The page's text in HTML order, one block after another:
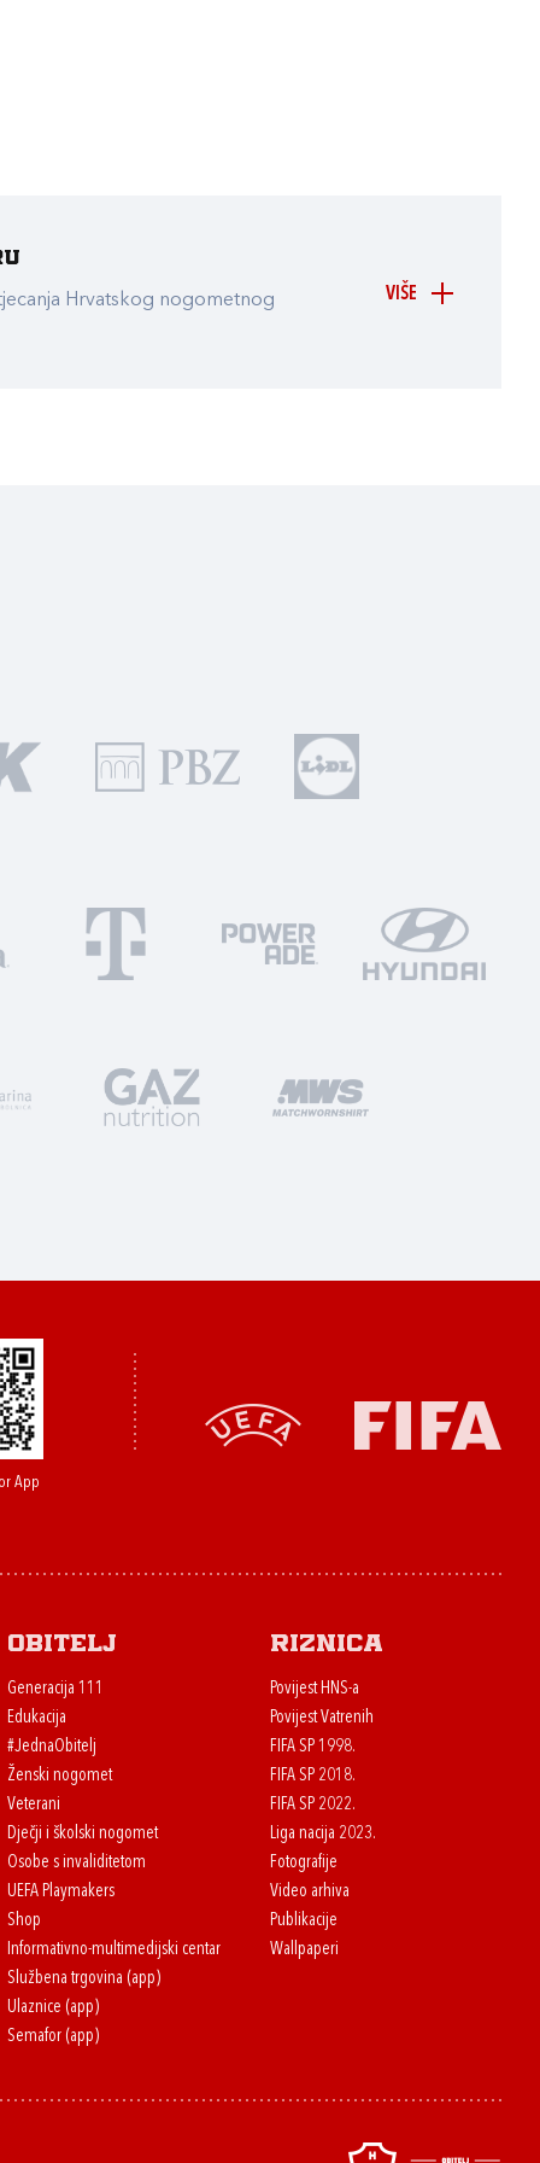
VIŠE
Hrvatskog nogometnog
App
Obitelj
Generacija 111
Edukacija
#JednaObitelj
Ženski nogomet
Veterani
Dječji i školski nogomet
Osobe s invaliditetom
UEFA Playmakers
Shop
Informativno-multimedijski centar
Službena trgovina (app)
Ulaznice (app)
Semafor (app)
Riznica
Povijest HNS-a
Povijest Vatrenih
FIFA SP 1998.
FIFA SP 2018.
FIFA SP 2022.
Liga nacija 2023.
Fotografije
Video arhiva
Publikacije
Wallpaperi